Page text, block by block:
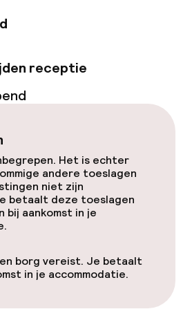
/ gym
receptie
Het is echter
andere toeslagen
niet zijn
betaalt deze toeslagen
bij aankomst in je
borg vereist. Je betaalt
in je accommodatie.